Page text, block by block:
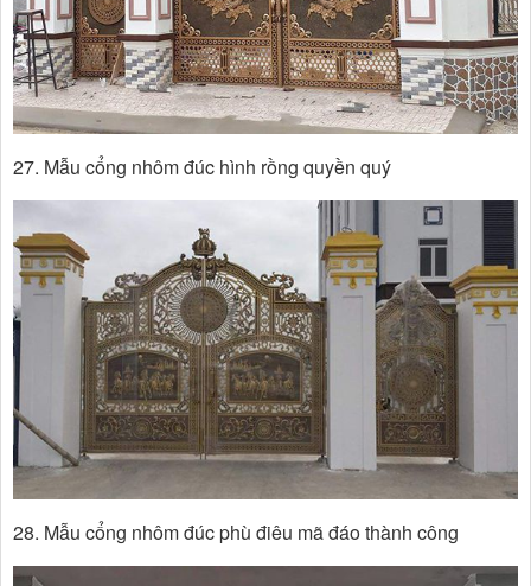
27. Mẫu cổng nhôm đúc hình rồng quyền quý
28. Mẫu cổng nhôm đúc phù điêu mã đáo thành công